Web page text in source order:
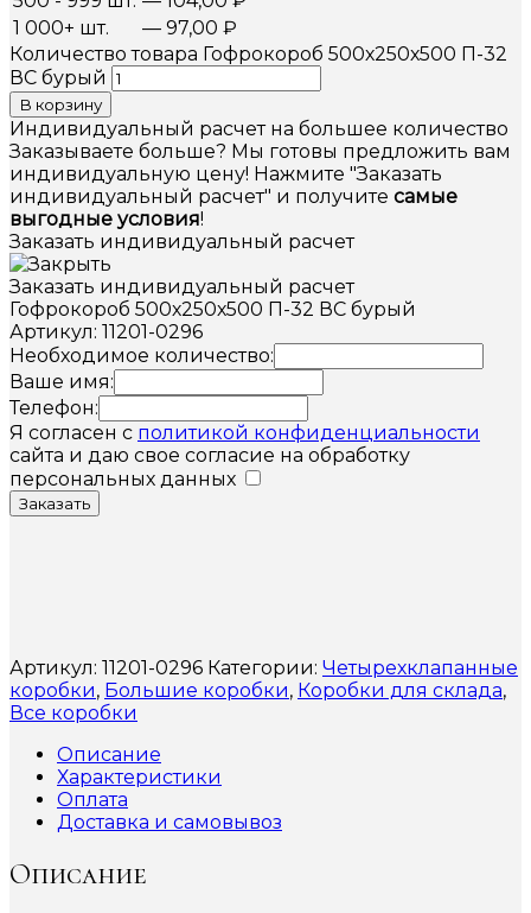
1 000+ шт.
— 97,00 ₽
Количество товара Гофрокороб 500х250х500 П-32
ВС бурый
В корзину
Индивидуальный расчет на большее количество
Заказываете больше? Мы готовы предложить вам
индивидуальную цену! Нажмите "Заказать
индивидуальный расчет" и получите самые
выгодные условия!
Заказать индивидуальный расчет
Заказать индивидуальный расчет
Гофрокороб 500х250х500 П-32 ВС бурый
Артикул: 11201-0296
Необходимое количество:
Ваше имя:
Телефон:
Я согласен с политикой конфиденциальности
сайта и даю свое согласие на обработку
персональных данных
Заказать
Артикул: 11201-0296 Категории: Четырехклапанные
коробки, Большие коробки, Коробки для склада,
Все коробки
Описание
Характеристики
Оплата
Доставка и самовывоз
Описание